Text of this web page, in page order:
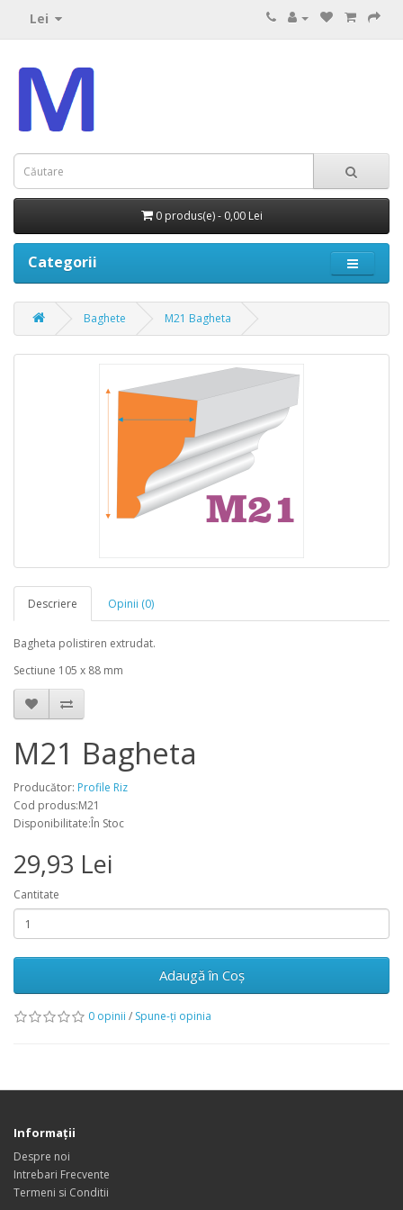
Lei
0 produs(e) - 0,00 Lei
Categorii
Baghete M21 Bagheta
Descriere Opinii (0)
Bagheta polistiren extrudat.
Sectiune 105 x 88 mm
M21 Bagheta
Producător: Profile Riz
Cod produs:M21
Disponibilitate:În Stoc
29,93 Lei
Cantitate
Adaugă în Coş
0 opinii / Spune-ţi opinia
Informaţii
Despre noi
Intrebari Frecvente
Termeni si Conditii